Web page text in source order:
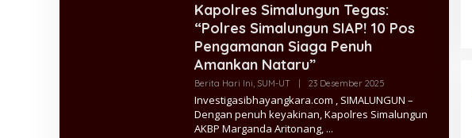
Kapolres Simalungun Tegas:
“Polres Simalungun SIAP! 10 Pos
Pengamanan Siaga Penuh
Amankan Nataru”
Berita Hari Ini, SUM-UT 23 Desember 2025Oleh
Wijaya
Investigasibhayangkara.com , SIMALUNGUN –
Dengan penuh keyakinan, Kapolres Simalungun
AKBP Marganda Aritonang,
Datang Tanpa Khawatir, Pulang
Membawa Kepuasan! Pelayanan
Humanis Samsat Semarang 2 Siap
Melayani Anda